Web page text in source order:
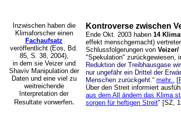
Inzwischen haben die
Klimaforscher einen
Fachaufsatz
veröffentlicht (Eos, Bd.
85, S. 38, 2004),
in dem sie Veizer und
Shaviv Manipulation der
Daten und eine viel zu
weitreichende
Interpretation der
Resultate vorwerfen.
Kontroverse zwischen
Ende Okt. 2003 haben 14
effekt menschgemacht)
Schlussfolgerungen von Veizer/
"Spekulation" zurückgewiesen,
Reduktion der Treibhausgase
nur ungefähr ein Drittel der
Menschen zurückgeht.“ mehr.. [
Über den Streit informiert
aus dem All ändern das Klima
sorgen für heftigen Streit" [SZ,